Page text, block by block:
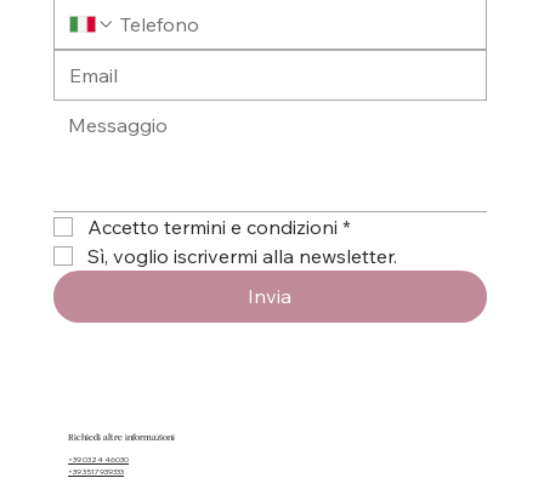
Accetto termini e condizioni *
Sì, voglio iscrivermi alla newsletter.
Invia
Richiedi altre informazioni
+39 0324 46030
+39 3517939333